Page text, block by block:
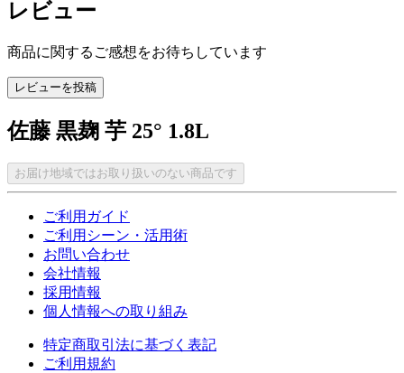
レビュー
商品に関するご感想をお待ちしています
レビューを投稿
佐藤 黒麹 芋 25° 1.8L
お届け地域ではお取り扱いのない商品です
ご利用ガイド
ご利用シーン・活用術
お問い合わせ
会社情報
採用情報
個人情報への取り組み
特定商取引法に基づく表記
ご利用規約